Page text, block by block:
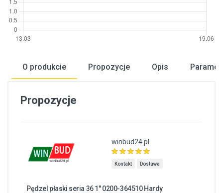
O produkcie Propozycje Opis
Propozycje
winbud24.pl
Kontakt Dostawa
Pędzel płaski seria 36 1" 0200-364510 Hardy